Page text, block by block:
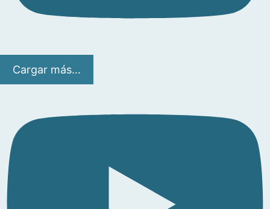
Cargar más...